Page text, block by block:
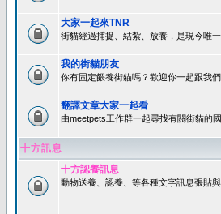
大家一起來TNR
街貓經過捕捉、結紮、放養，是現今唯
我的街貓朋友
你有固定餵養街貓嗎？歡迎你一起跟我
翻譯文章大家一起看
由meetpets工作群一起尋找有關街貓的
十方訊息
十方認養訊息
動物送養、認養、等各種文字訊息張貼